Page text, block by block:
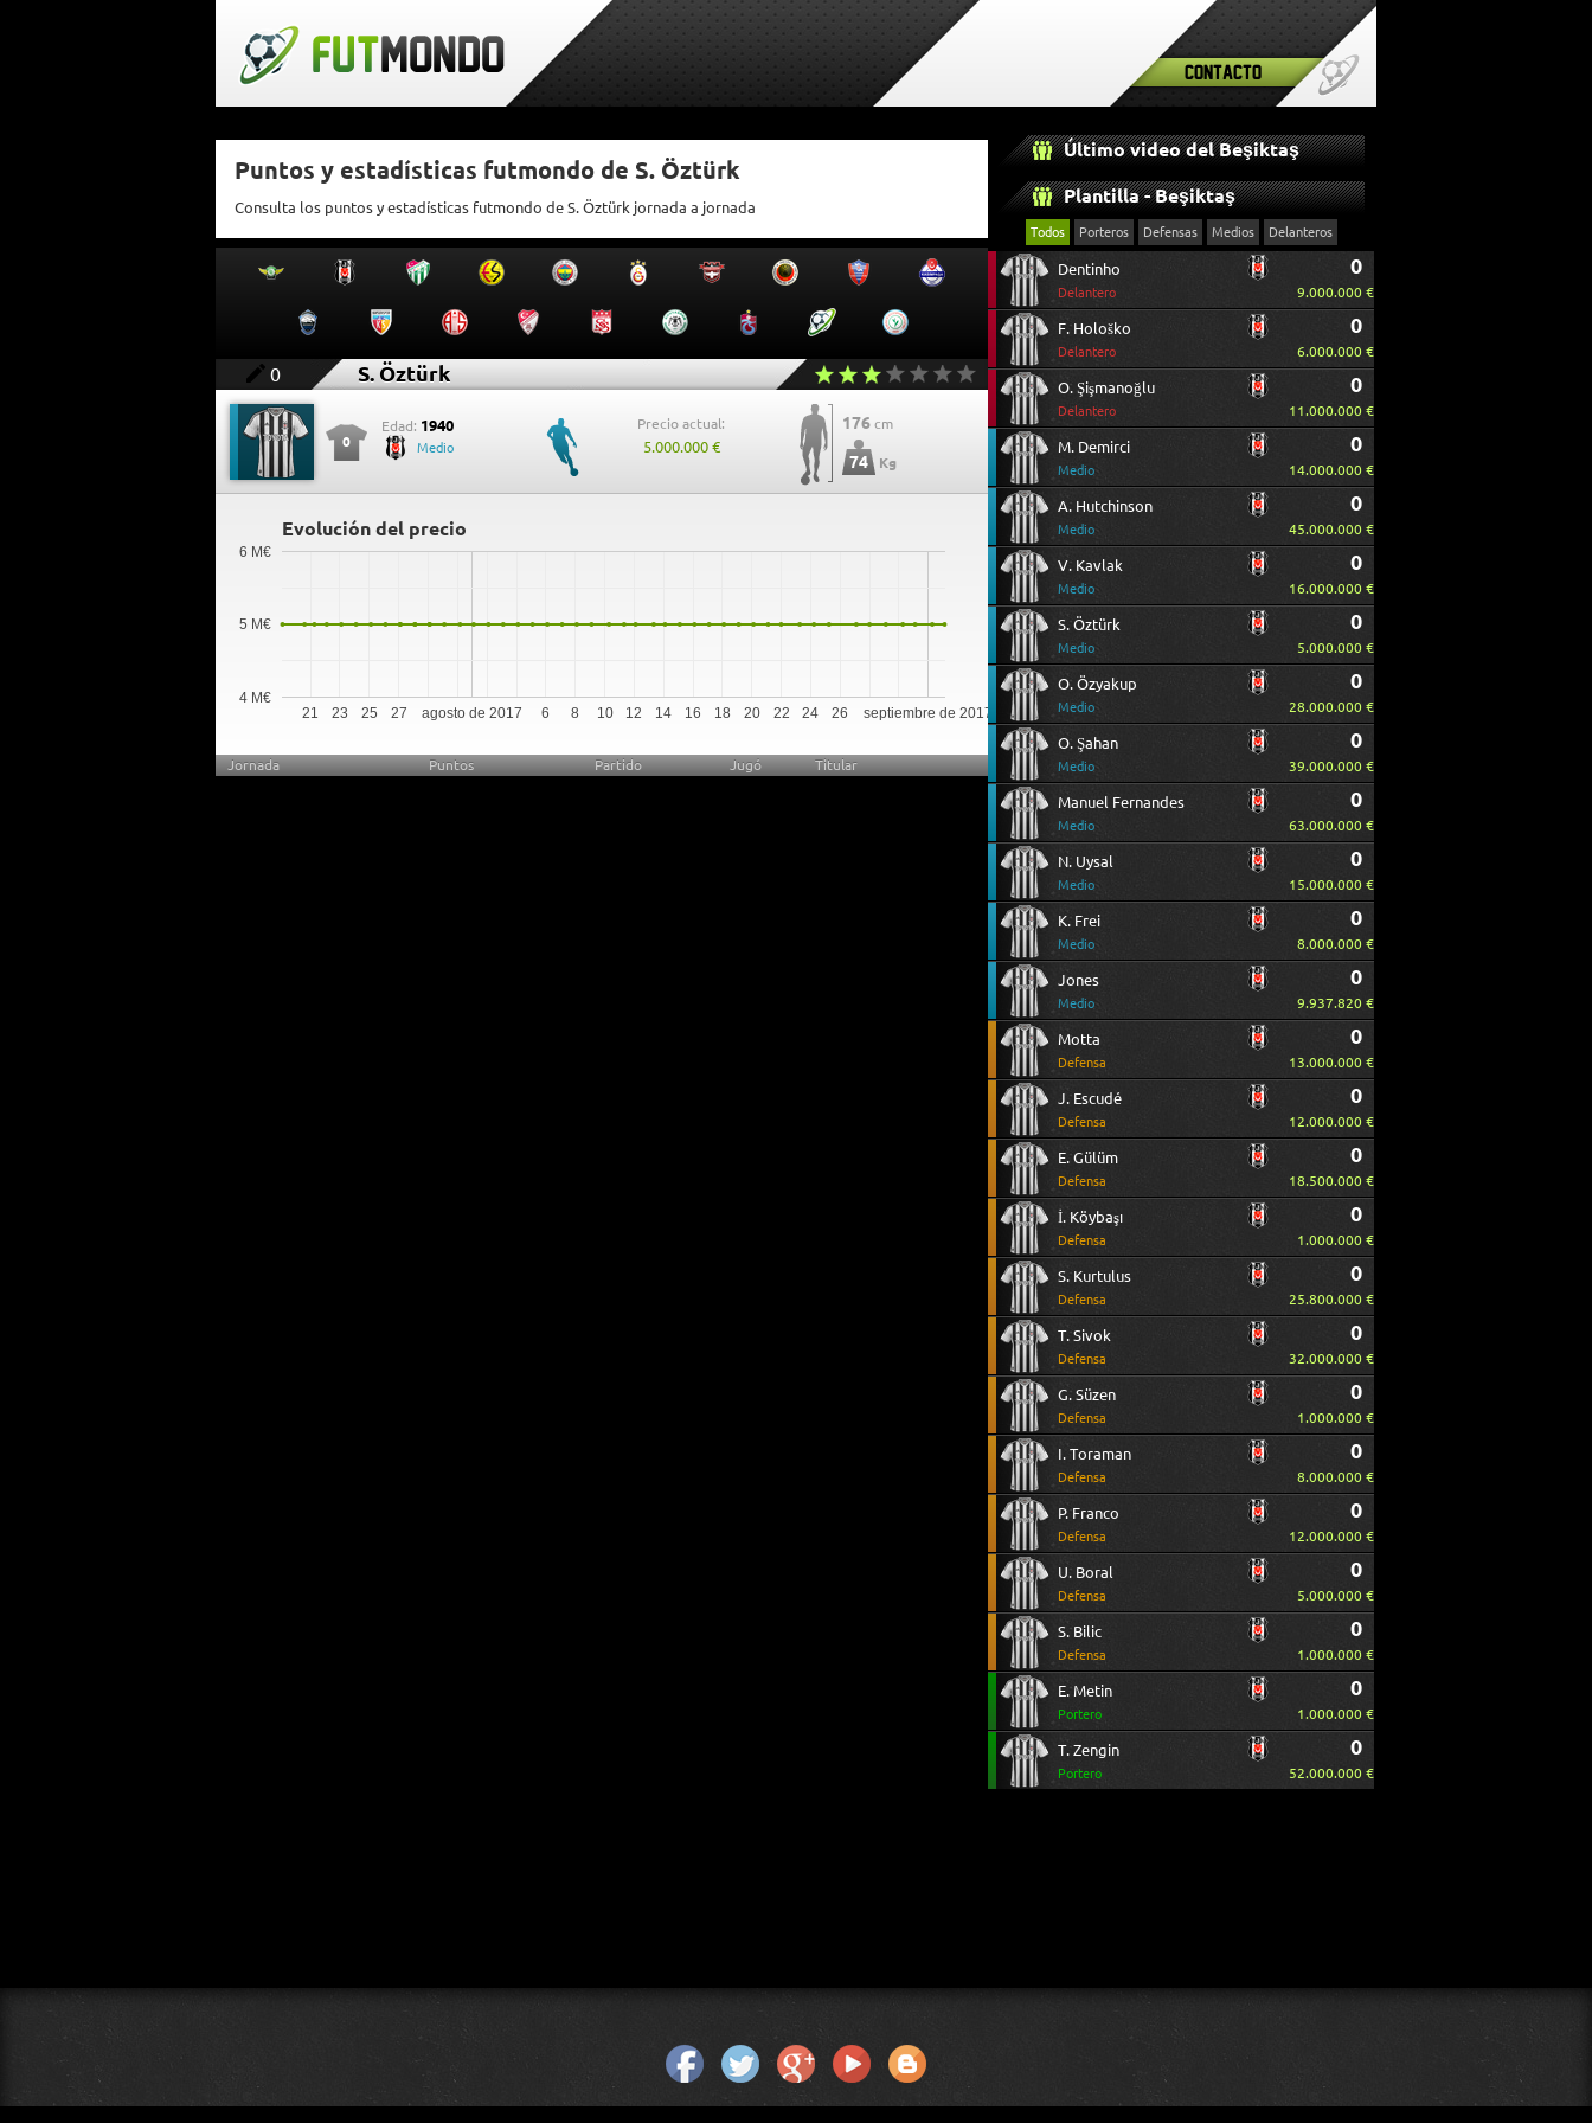
Contacto
Puntos y estadísticas futmondo de S. Öztürk
Consulta los puntos y estadísticas futmondo de S. Öztürk jornada a jornada
0 S. Öztürk
0
Edad: 1940
Medio
Precio actual:
5.000.000 €
176 cm
74 Kg
Evolución del precio
agosto de 2017 septiembre de 2017
21 23 25 27 6 8 10 12 14 16 18 20 22 24 26
4 M€
5 M€
6 M€
Jornada Puntos Partido Jugó Titular
Último video del Beşiktaş
Plantilla - Beşiktaş
Todos Porteros Defensas Medios Delanteros
Dentinho
Delantero
0
9.000.000 €
F. Hološko
Delantero
0
6.000.000 €
O. Şişmanoğlu
Delantero
0
11.000.000 €
M. Demirci
Medio
0
14.000.000 €
A. Hutchinson
Medio
0
45.000.000 €
V. Kavlak
Medio
0
16.000.000 €
S. Öztürk
Medio
0
5.000.000 €
O. Özyakup
Medio
0
28.000.000 €
O. Şahan
Medio
0
39.000.000 €
Manuel Fernandes
Medio
0
63.000.000 €
N. Uysal
Medio
0
15.000.000 €
K. Frei
Medio
0
8.000.000 €
Jones
Medio
0
9.937.820 €
Motta
Defensa
0
13.000.000 €
J. Escudé
Defensa
0
12.000.000 €
E. Gülüm
Defensa
0
18.500.000 €
İ. Köybaşı
Defensa
0
1.000.000 €
S. Kurtulus
Defensa
0
25.800.000 €
T. Sivok
Defensa
0
32.000.000 €
G. Süzen
Defensa
0
1.000.000 €
I. Toraman
Defensa
0
8.000.000 €
P. Franco
Defensa
0
12.000.000 €
U. Boral
Defensa
0
5.000.000 €
S. Bilic
Defensa
0
1.000.000 €
E. Metin
Portero
0
1.000.000 €
T. Zengin
Portero
0
52.000.000 €